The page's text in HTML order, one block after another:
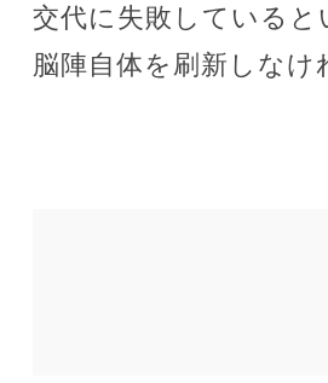
交代に失敗している
脳陣自体を刷新しな